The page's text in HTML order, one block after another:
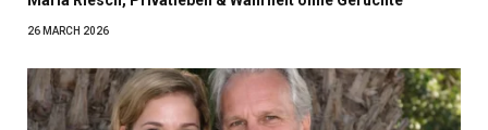
26 MARCH 2026